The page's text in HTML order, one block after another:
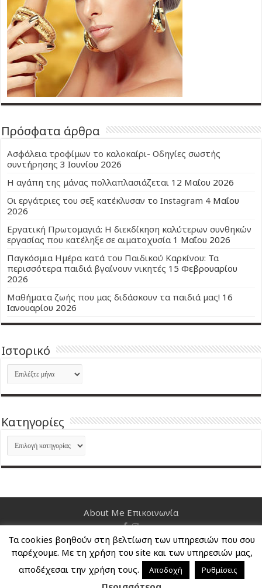
Πρόσφατα άρθρα
Ασφάλεια τροφίμων το καλοκαίρι- Οδηγίες σωστής
συντήρησης 3 Ιουνίου 2026
Η αγάπη της μάνας πολλαπλασιάζεται 12 Μαΐου 2026
Οι εργάτριες του σεξ κατέκλυσαν το Instagram 4 Μαΐου
2026
Εργατική Πρωτομαγιά: Η διεκδίκηση καλύτερων συνθηκών
εργασίας που κατέληξε σε αιματοχυσία 1 Μαΐου 2026
Παγκόσμια Ημέρα κατά του Παιδικού Καρκίνου: Τα
περισσότερα παιδιά βγαίνουν νικητές 15 Φεβρουαρίου
2026
Μαθήματα ζωής που μας διδάσκουν τα παιδιά μας! 16
Ιανουαρίου 2026
Ιστορικό
Ιστορικό
Kατηγορίες
Kατηγορίες
About Me Επικοινωνία
Nancy's Blog © Copyright 2026, All Rights Reserved
Τα cookies βοηθούν στη βελτίωση των υπηρεσιών που σου
παρέχουμε. Με τη χρήση του site και των υπηρεσιών μας,
αποδέχεσαι την χρήση τους.
Αποδοχή Ρυθμίσεις